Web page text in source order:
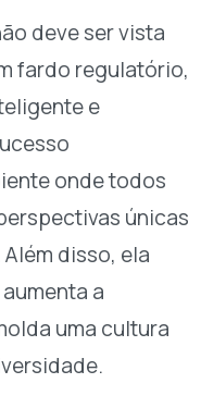
deve ser vista
fardo regulatório,
e
onde todos
únicas
disso, ela
a
uma cultura